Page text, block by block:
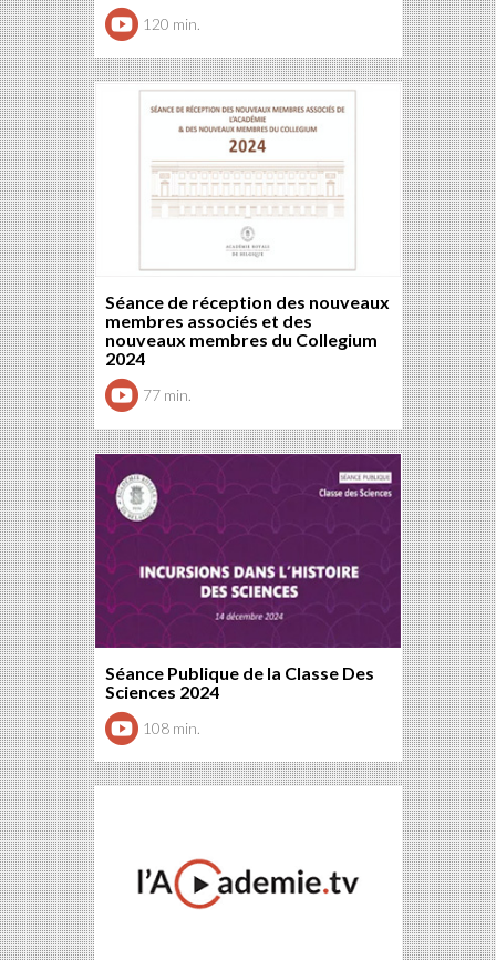
120 min.
Séance de réception des nouveaux
membres associés et des
nouveaux membres du Collegium
2024
77 min.
Séance Publique de la Classe Des
Sciences 2024
108 min.